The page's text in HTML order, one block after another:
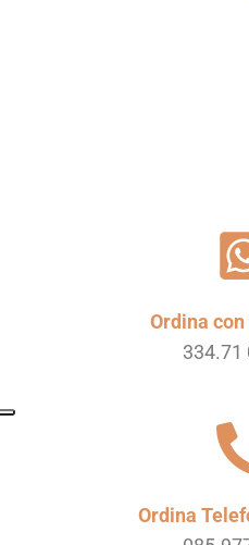
Ordina
334.71
Ordina